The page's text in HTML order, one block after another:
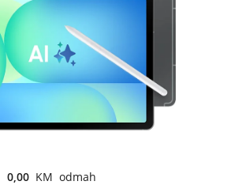
0,00 KM odmah